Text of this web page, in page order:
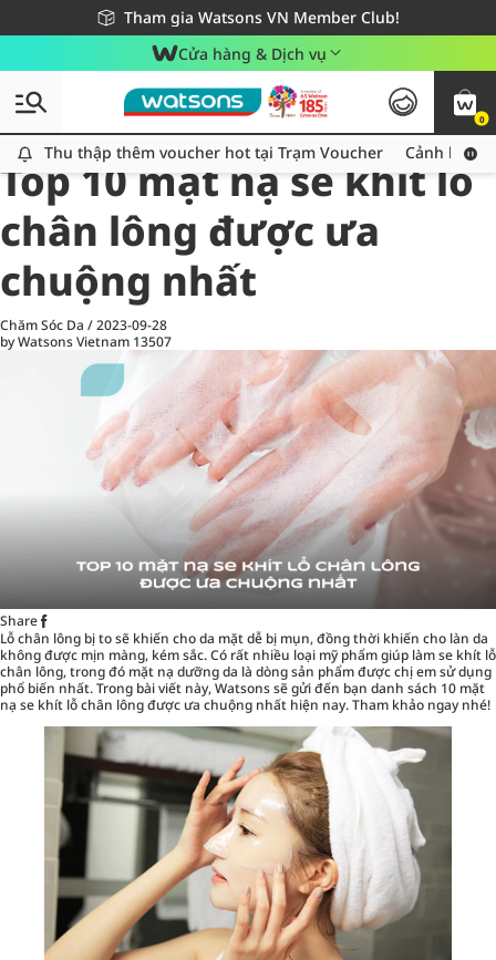
Tham gia Watsons VN Member Club!
Miễn phí giao hàng cho đơn hàng từ 249,000Đ
Giao hàng nhanh 24h - Áp dụng khu vực TP. Hồ Chí Minh
Cửa hàng & Dịch vụ
0
Thu thập thêm voucher hot tại Trạm Voucher
Thu thập thêm voucher hot tại Trạm Voucher Cảnh báo
All
Chăm Sóc Cá Nhân
Top 10 mặt nạ se khít lỗ
chân lông được ưa
chuộng nhất
Chăm Sóc Da /2023-09-28
by Watsons Vietnam 13507
Share
Lỗ chân lông bị to sẽ khiến cho da mặt dễ bị mụn, đồng thời khiến cho làn da
không được mịn màng, kém sắc. Có rất nhiều loại mỹ phẩm giúp làm se khít lỗ
chân lông, trong đó mặt nạ dưỡng da là dòng sản phẩm được chị em sử dụng
phổ biến nhất. Trong bài viết này, Watsons sẽ gửi đến bạn danh sách 10 mặt
nạ se khít lỗ chân lông được ưa chuộng nhất hiện nay. Tham khảo ngay nhé!